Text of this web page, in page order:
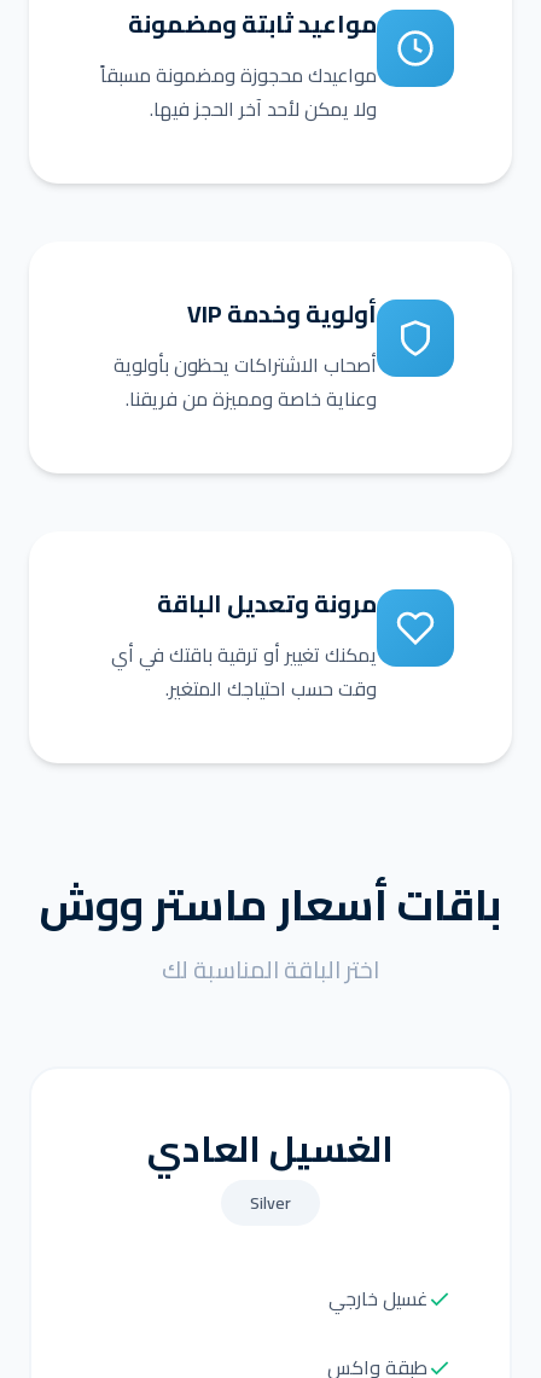
مواعيد ثابتة ومضمونة
مواعيدك محجوزة ومضمونة مسبقاً
ولا يمكن لأحد آخر الحجز فيها.
أولوية وخدمة VIP
أصحاب الاشتراكات يحظون بأولوية
وعناية خاصة ومميزة من فريقنا.
مرونة وتعديل الباقة
يمكنك تغيير أو ترقية باقتك في أي
وقت حسب احتياجك المتغير.
باقات أسعار ماستر ووش
اختر الباقة المناسبة لك
الغسيل العادي
Silver
غسيل خارجي
طبقة واكس